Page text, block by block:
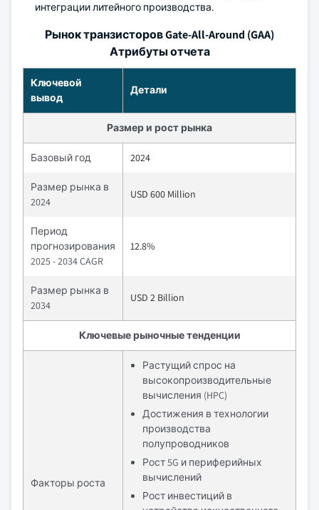
интеграции литейного производства.
Рынок транзисторов Gate-All-Around (GAA)
Атрибуты отчета
Ключевой
вывод
Детали
Размер и рост рынка
Базовый год 2024
Размер рынка в
2024
USD 600 Million
Период
прогнозирования
2025 - 2034 CAGR
12.8%
Размер рынка в
2034
USD 2 Billion
Ключевые рыночные тенденции
Факторы роста
Растущий спрос на
высокопроизводительные
вычисления (HPC)
Достижения в технологии
производства
полупроводников
Рост 5G и периферийных
вычислений
Рост инвестиций в